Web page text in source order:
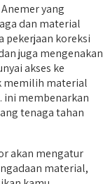
Anemer yang
dan material
pekerjaan koreksi
juga mengenakan
akses ke
memilih material
ini membenarkan
tenaga tahan
akan mengatur
material,